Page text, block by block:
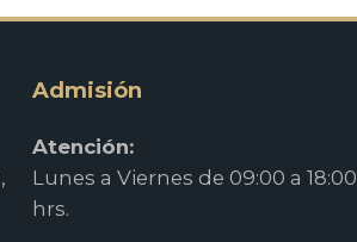
Admisión
Atención:
Lunes a Viernes de 09:00 a 18:00
hrs.